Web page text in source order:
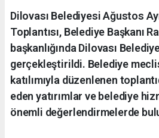
Dilovası Belediyesi Ağustos
Toplantısı, Belediye Başkanı
başkanlığında Dilovası
gerçekleştirildi. Belediye
katılımıyla düzenlenen
eden yatırımlar ve belediye
önemli değerlendirmelerde